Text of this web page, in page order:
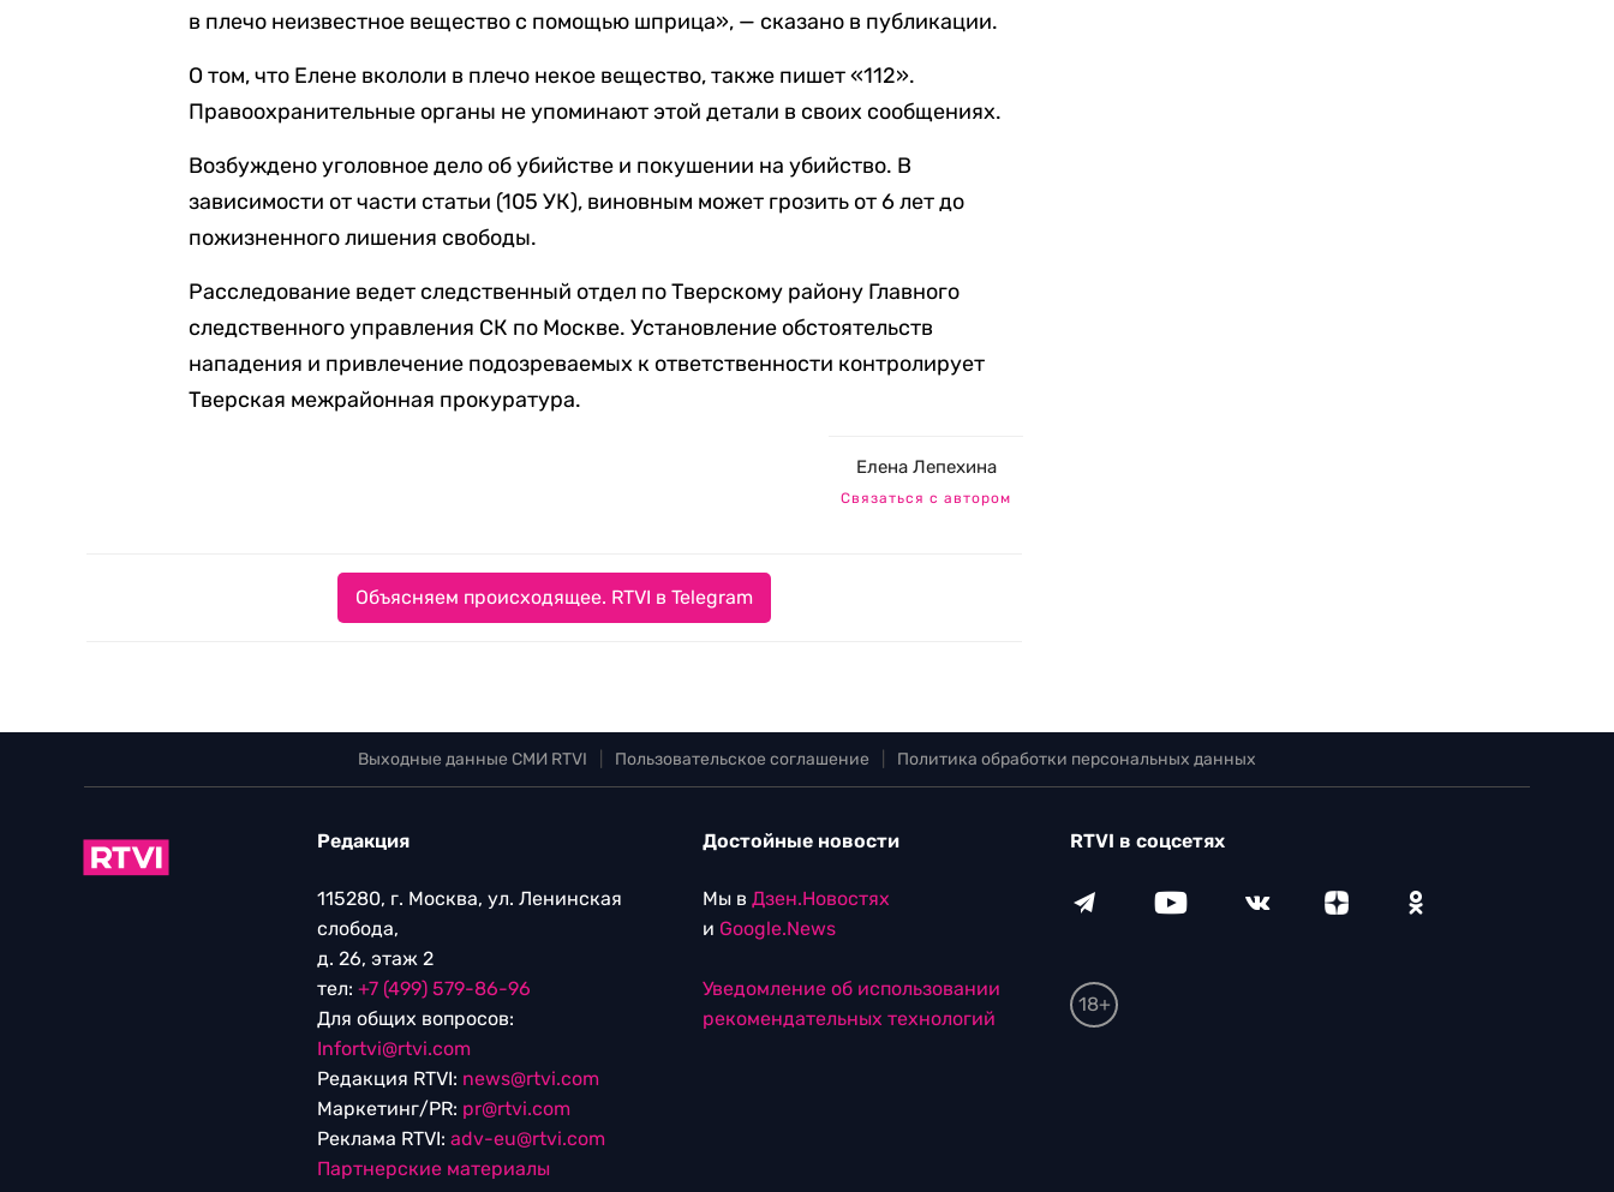
в плечо неизвестное вещество с помощью шприца», — сказано в публикации.
О том, что Елене вкололи в плечо некое вещество, также пишет «112».
Правоохранительные органы не упоминают этой детали в своих сообщениях.
Возбуждено уголовное дело об убийстве и покушении на убийство. В
зависимости от части статьи (105 УК), виновным может грозить от 6 лет до
пожизненного лишения свободы.
Расследование ведет следственный отдел по Тверскому району Главного
следственного управления СК по Москве. Установление обстоятельств
нападения и привлечение подозреваемых к ответственности контролирует
Тверская межрайонная прокуратура.
Елена Лепехина
Связаться с автором
Объясняем происходящее. RTVI в Telegram
Выходные данные СМИ RTVI Пользовательское соглашение Политика обработки персональных данных
Редакция
115280, г. Москва, ул. Ленинская
слобода,
д. 26, этаж 2
тел: +7 (499) 579-86-96
Для общих вопросов:
Infortvi@rtvi.com
Редакция RTVI: news@rtvi.com
Маркетинг/PR: pr@rtvi.com
Реклама RTVI: adv-eu@rtvi.com
Партнерские материалы
Достойные новости
Мы в Дзен.Новостях
и Google.News
Уведомление об использовании
рекомендательных технологий
RTVI в соцсетях
18+